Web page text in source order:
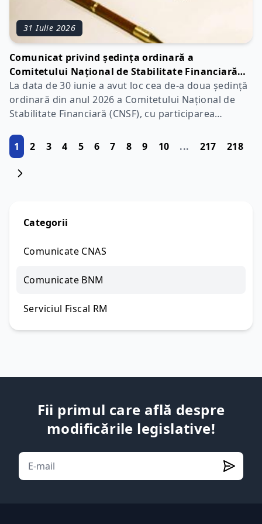
Categorii
Comunicate CNAS
Comunicate BNM
Serviciul Fiscal RM
31 Iulie 2026
Comunicat privind ședința ordinară a
Comitetului Național de Stabilitate Financiară
din 30.06.2026
La data de 30 iunie a avut loc cea de-a doua ședință
ordinară din anul 2026 a Comitetului Național de
Stabilitate Financiară (CNSF), cu participarea
guvernatorul Băncii Naționale a Moldovei, în calitate
de președinte al CNSF, viceprim-ministru, ministrul
dez
1 2 3 4 5 6 7 8 9 10 ... 217 218
Fii primul care află despre
modificările legislative!